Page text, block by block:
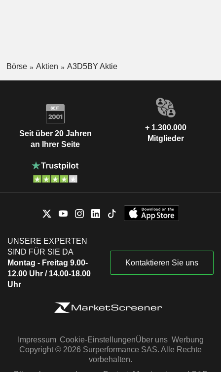
Börse Aktien A3D5BY Aktie
Seit über 20 Jahren
an Ihrer Seite
+ 1.300.000
Mitglieder
UNSERE EXPERTEN
SIND FÜR SIE DA
Montag - Freitag 9.00-
12.00 Uhr / 14.00-18.00
Uhr
Kontaktieren Sie uns
Impressum Cookie-EinstellungenÜber uns Werbung
Copyright © 2026 Surperformance SAS. Alle Rechte
vorbehalten.